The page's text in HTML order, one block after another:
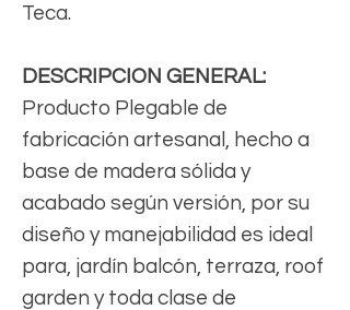
Teca.
DESCRIPCION GENERAL:
Producto Plegable de
fabricación artesanal, hecho a
base de madera sólida y
acabado según versión, por su
diseño y manejabilidad es ideal
para, jardín balcón, terraza, roof
garden y toda clase de